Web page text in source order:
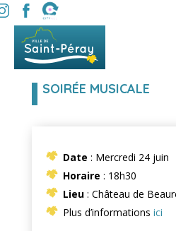
SOIRÉE MUSICALE
Date : Mercredi 24 juin
Horaire : 18h30
Lieu: Château de
Plus d’informations ici